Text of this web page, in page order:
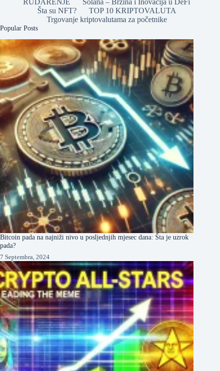
RUDARENJE
Solana – Brzina i Inovacija u DeFi
Šta su NFT?
TOP 10 KRIPTOVALUTA
Trgovanje kriptovalutama za početnike
Popular Posts
Bitcoin pada na najniži nivo u posljednjih mjesec dana: Šta je uzrok
pada?
7 Septembra, 2024